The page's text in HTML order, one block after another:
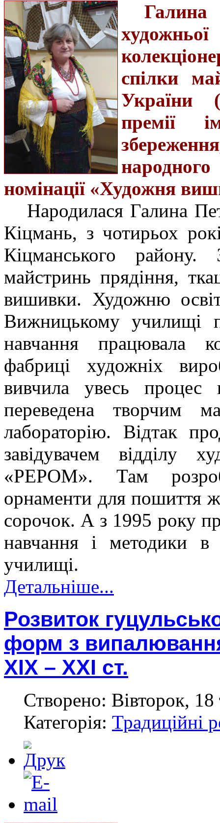
спілки
України
премії
номінації «Художня
Народилася Галина
Кіцмань, з чотирьох
Кіцманського
майстринь прядіння,
вишивки. Художню
Вижницькому училищі
навчання працювала
фабриці художніх
вивчила увесь процес
переведена творчим
лабораторію. Відтак
завідувачем відділу
«РЕРОМ». Там
орнаменти для пошиття
сорочок. А з 1995 року
навчання і методики в
училищі.
Детальніше...
Розвиток
форм з
ХІХ – ХХІ ст.
Створено: Вівторок,
Категорія: Традиційні